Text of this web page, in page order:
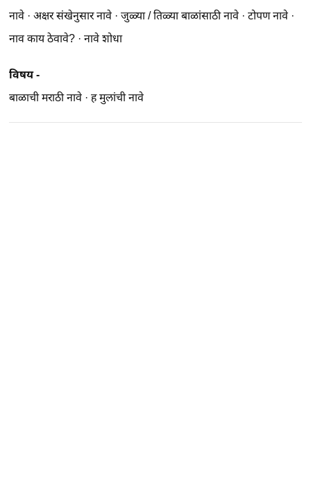
नावे ·अक्षर संखेनुसार नावे ·जुळ्या / तिळ्या बाळांसाठी नावे ·टोपण नावे ·
नाव काय ठेवावे? ·नावे शोधा
विषय -
बाळाची मराठी नावे ·ह मुलांची नावे